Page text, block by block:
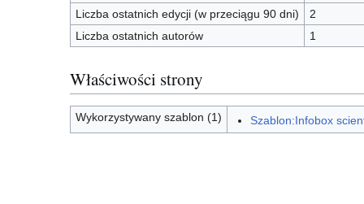
Liczba ostatnich edycji (w przeciągu 90 dni)
2
Liczba ostatnich autorów
1
Właściwości strony
Wykorzystywany szablon (1) Szablon:Infobox